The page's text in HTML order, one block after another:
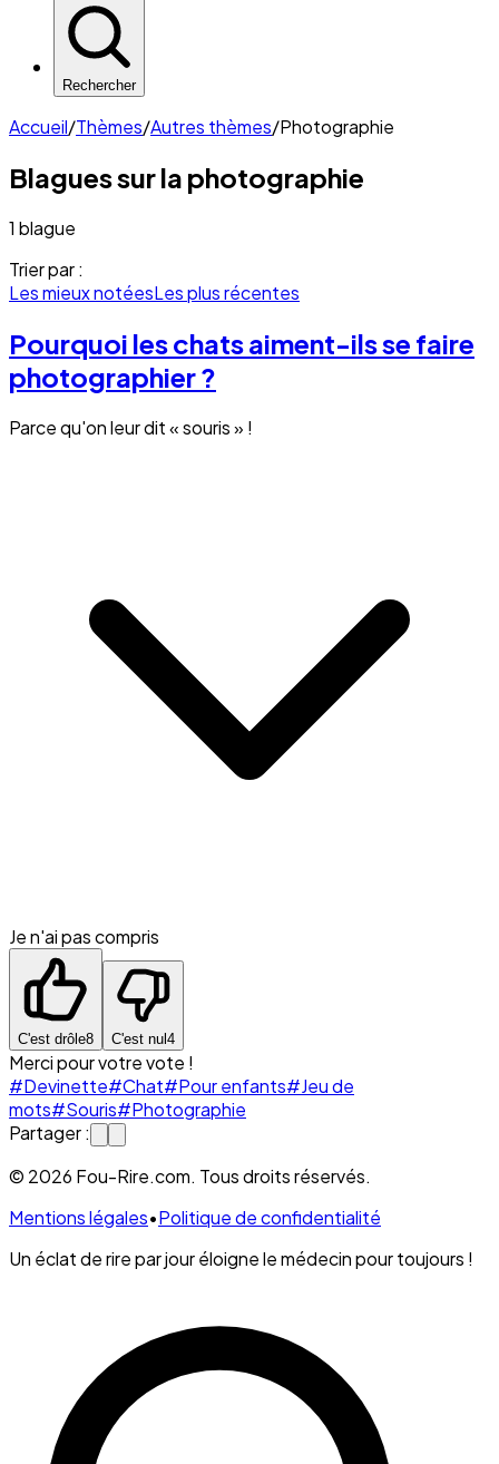
Rechercher
Accueil/Thèmes/Autres thèmes/Photographie
Blagues sur la photographie
1 blague
Trier par :
Les mieux notéesLes plus récentes
Pourquoi les chats aiment-ils se faire
photographier ?
Parce qu'on leur dit « souris » !
Je n'ai pas compris
C'est drôle8 C'est nul4
Merci pour votre vote !
#Devinette#Chat#Pour enfants#Jeu de
mots#Souris#Photographie
Partager :
© 2026 Fou-Rire.com. Tous droits réservés.
Mentions légales•Politique de confidentialité
Un éclat de rire par jour éloigne le médecin pour toujours !